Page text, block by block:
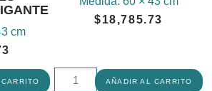
cm
$18,785.73
AÑADIR AL CARRITO